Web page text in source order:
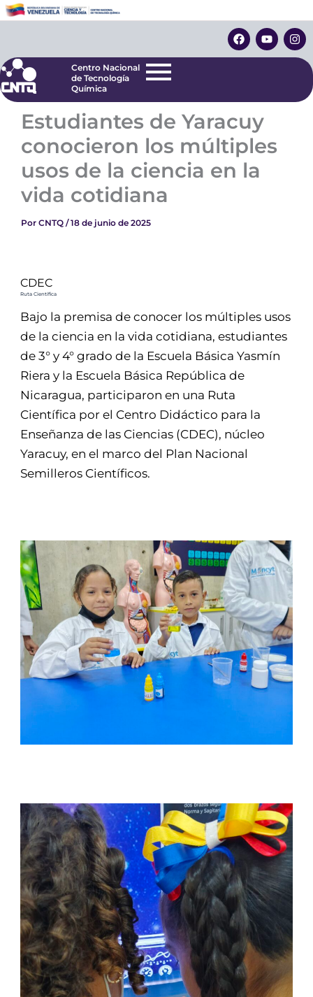
al
F
a
c
o
Y
o
u
e
I
n
s
r
Centro Nacional
de Tecnología
Centro Nacional
de Tecnología
Química
Estudiantes de Yaracuy
conocieron los múltiples
usos de la ciencia en la
vida cotidiana
Por CNTQ /18 de junio de 2025
CDEC
Ruta Científica
Bajo la premisa de conocer los múltiples usos
de la ciencia en la vida cotidiana, estudiantes
de 3° y 4° grado de la Escuela Básica Yasmín
Riera y la Escuela Básica República de
Nicaragua, participaron en una Ruta
Científica por el Centro Didáctico para la
Enseñanza de las Ciencias (CDEC), núcleo
Yaracuy, en el marco del Plan Nacional
Semilleros Científicos.